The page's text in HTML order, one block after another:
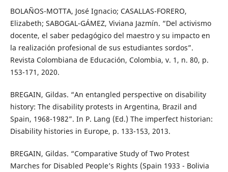
BOLAÑOS-MOTTA, José Ignacio; CASALLAS-FORERO,
Elizabeth; SABOGAL-GÁMEZ, Viviana Jazmín. “Del activismo
docente, el saber pedagógico del maestro y su impacto en
la realización profesional de sus estudiantes sordos”.
Revista Colombiana de Educación, Colombia, v. 1, n. 80, p.
153-171, 2020.
BREGAIN, Gildas. “An entangled perspective on disability
history: The disability protests in Argentina, Brazil and
Spain, 1968-1982”. In P. Lang (Ed.) The imperfect historian:
Disability histories in Europe, p. 133-153, 2013.
BREGAIN, Gildas. “Comparative Study of Two Protest
Marches for Disabled People’s Rights (Spain 1933 - Bolivia